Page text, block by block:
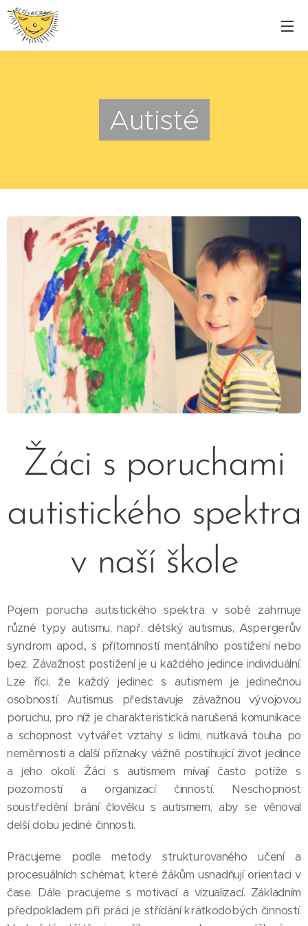
Autisté
Žáci s poruchami
autistického spektra
v naší škole
Pojem porucha autistického spektra v sobě zahrnuje
různé typy autismu, např. dětský autismus, Aspergerův
syndrom apod., s přítomností mentálního postižení nebo
bez. Závažnost postižení je u každého jedince individuální.
Lze říci, že každý jedinec s autismem je jedinečnou
osobností. Autismus představuje závažnou vývojovou
poruchu, pro níž je charakteristická narušená komunikace
a schopnost vytvářet vztahy s lidmi, nutkavá touha po
neměnnosti a další příznaky vážně postihující život jedince
a jeho okolí. Žáci s autismem mívají často potíže s
pozorností a organizací činností. Neschopnost
soustředění brání člověku s autismem, aby se věnoval
delší dobu jediné činnosti.
Pracujeme podle metody strukturovaného učení a
procesuálních schémat, které žákům usnadňují orientaci v
čase. Dále pracujeme s motivací a vizualizací. Základním
předpokladem při práci je střídání krátkodobých činností.